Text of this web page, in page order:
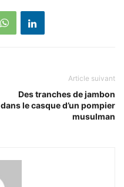
Article suivant
Des tranches de jambon
dans le casque d’un pompier
musulman